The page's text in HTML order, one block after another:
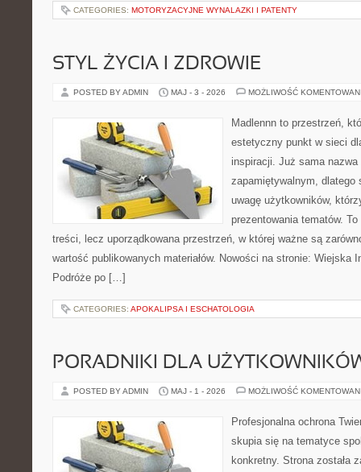
CATEGORIES: MOTORYZACYJNE WYNALAZKI I PATENTY
STYL ŻYCIA I ZDROWIE
POSTED BY ADMIN MAJ - 3 - 2026 MOŻLIWOŚĆ
Madlennn to przestrzeń,
estetyczny punkt w sieci
inspiracji. Już sama
zapamiętywalnym, dlatego
uwagę użytkowników,
prezentowania tematów.
treści, lecz uporządkowana przestrzeń, w której ważne są
wartość publikowanych materiałów. Nowości na stronie: Wiejska
Podróże po […]
CATEGORIES: APOKALIPSA I ESCHATOLOGIA
PORADNIKI DLA
POSTED BY ADMIN MAJ - 1 - 2026 MOŻLIWOŚĆ
Profesjonalna ochrona
skupia się na tematyce
konkretny. Strona została